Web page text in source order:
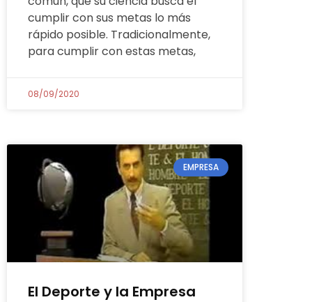
cumplir con sus metas lo más
rápido posible. Tradicionalmente,
para cumplir con estas metas,
08/09/2020
EMPRESA
El Deporte y la Empresa